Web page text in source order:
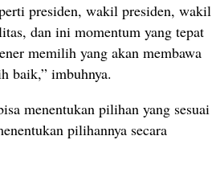
presiden, wakil presiden, wakil
dan ini momentum yang tepat
memilih yang akan membawa
baik,” imbuhnya.
menentukan pilihan yang sesuai
pilihannya secara